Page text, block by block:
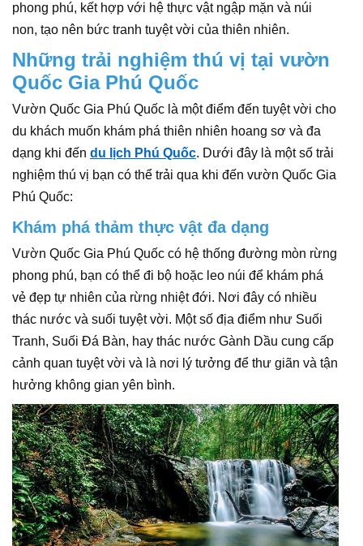
phong phú, kết hợp với hệ thực vật ngập mặn và núi
non, tạo nên bức tranh tuyệt vời của thiên nhiên.
Những trải nghiệm thú vị tại vườn
Quốc Gia Phú Quốc
Vườn Quốc Gia Phú Quốc là một điểm đến tuyệt vời cho
du khách muốn khám phá thiên nhiên hoang sơ và đa
dạng khi đến du lịch Phú Quốc. Dưới đây là một số trải
nghiệm thú vị bạn có thể trải qua khi đến vườn Quốc Gia
Phú Quốc:
Khám phá thảm thực vật đa dạng
Vườn Quốc Gia Phú Quốc có hệ thống đường mòn rừng
phong phú, bạn có thể đi bộ hoặc leo núi để khám phá
vẻ đẹp tự nhiên của rừng nhiệt đới. Nơi đây có nhiều
thác nước và suối tuyệt vời. Một số địa điểm như Suối
Tranh, Suối Đá Bàn, hay thác nước Gành Dầu cung cấp
cảnh quan tuyệt vời và là nơi lý tưởng để thư giãn và tận
hưởng không gian yên bình.